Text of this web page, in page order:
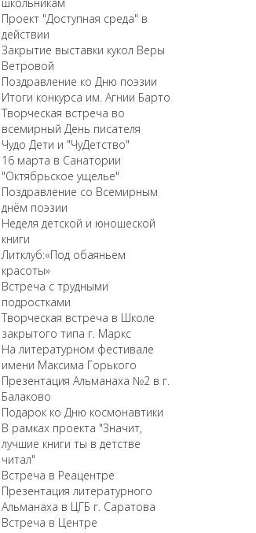
Проект "Доступная среда" в
действии
Закрытие выставки кукол Веры
Ветровой
Поздравление ко Дню поэзии
Итоги конкурса им. Агнии Барто
Творческая встреча во
всемирный День писателя
Чудо Дети и "ЧуДетство"
16 марта в Санатории
"Октябрьское ущелье"
Поздравление со Всемирным
днём поэзии
Неделя детской и юношеской
книги
Литклуб:«Под обаяньем
красоты»
Встреча с трудными
подростками
Творческая встреча в Школе
закрытого типа г. Маркс
На литературном фестивале
имени Максима Горького
Презентация Альманаха №2 в г.
Балаково
Подарок ко Дню космонавтики
В рамках проекта "Значит,
лучшие книги ты в детстве
читал"
Встреча в Реацентре
Презентация литературного
Альманаха в ЦГБ г. Саратова
Встреча в Центре